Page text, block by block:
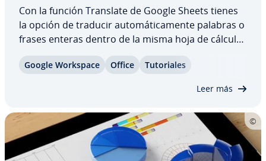
Con la función Translate de Google Sheets tienes
la opción de traducir au­to­má­ti­ca­me­n­te palabras o
frases enteras dentro de la misma hoja de cálculo.
Para co­n­se­gui­r­lo, la fórmula recurre a Google
Translate y, por lo tanto, es posible traducir a
Google Workspace Office Tu­to­ria­les
Leer más